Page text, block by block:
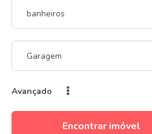
Avançado
Encontrar imóvel